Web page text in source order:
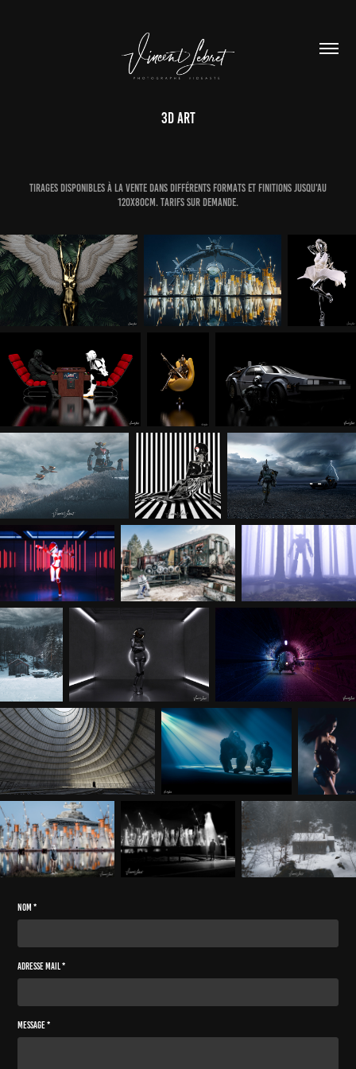
3D ART
Tirages disponibles à la vente dans différents formats et finitions jusqu'au
120x80cm. Tarifs sur demande.
Nom *
Adresse Mail *
Message *